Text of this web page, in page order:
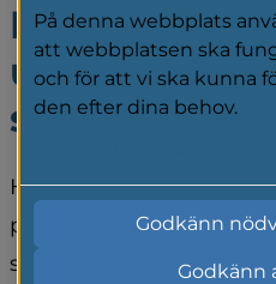
Kultur- och
Här kan du ta del av
protokoll från kultur-
sammanträden.
På denna webbplats
att webbplatsen ska
och för att vi ska kunna
den efter dina behov.
Godkänn
Godkänn